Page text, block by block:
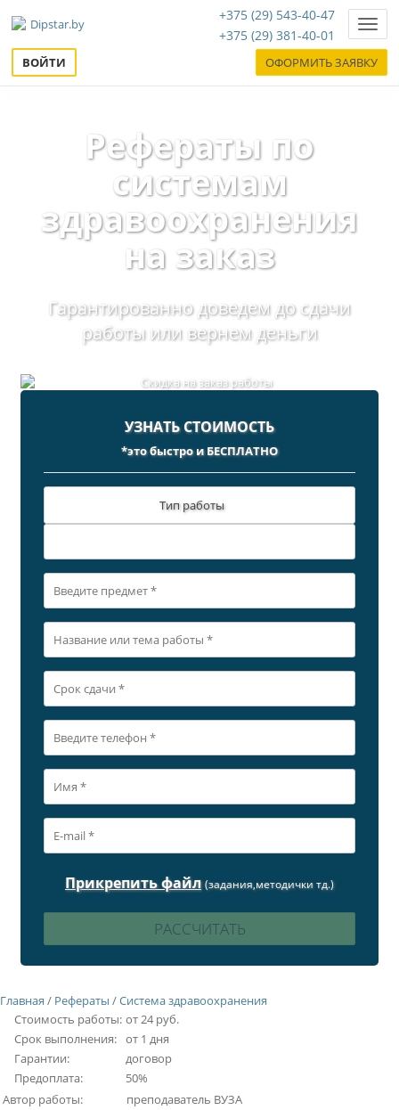
+375 (29) 543-40-47
+375 (29) 381-40-01
ВОЙТИ ОФОРМИТЬ ЗАЯВКУ
Рефераты по
системам
здравоохранения
на заказ
Гарантированно доведем до сдачи
работы или вернем деньги
УЗНАТЬ СТОИМОСТЬ
*это быстро и БЕСПЛАТНО
Тип работы
Прикрепить файл (задания,методички тд.)
Главная / Рефераты /Система здравоохранения
Стоимость работы: от 24 руб.
Срок выполнения: от 1 дня
Гарантии:
договор
Предоплата:
50%
Автор работы:
преподаватель ВУЗА